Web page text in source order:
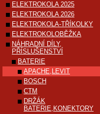
ELEKTROKOLA 2025
ELEKTROKOLA 2026
ELEKTROKOLA-TŘÍKOLKY
ELEKTROKOLOBĚŽKA
NÁHRADNÍ DÍLY,
PŘÍSLUŠENSTVÍ
BATERIE
APACHE,LEVIT
BOSCH
CTM
DRŽÁK
BATERIE,KONEKTORY